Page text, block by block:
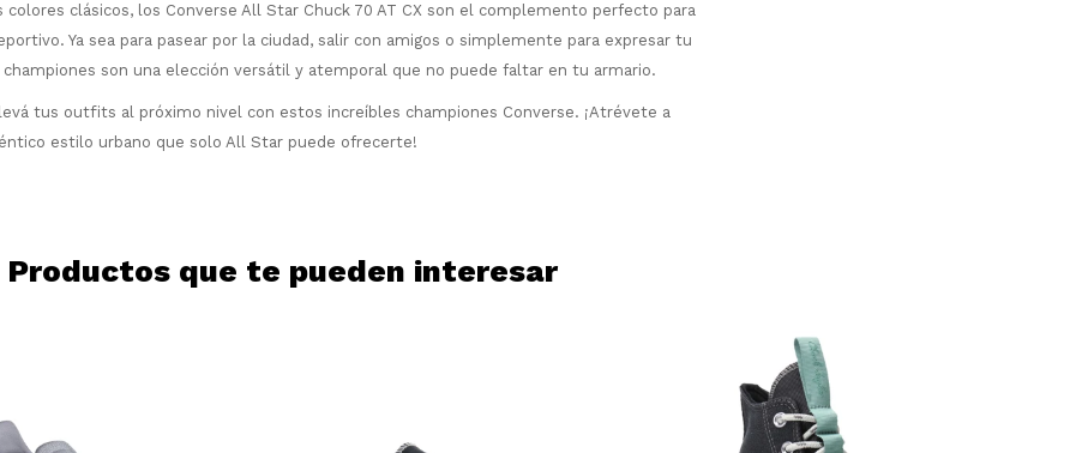
colores clásicos, los Converse All Star Chuck 70 AT CX son el complemento perfecto para
Ya sea para pasear por la ciudad, salir con amigos o simplemente para expresar tu
son una elección versátil y atemporal que no puede faltar en tu armario.
tus outfits al próximo nivel con estos increíbles championes Converse. ¡Atrévete a
estilo urbano que solo All Star puede ofrecerte!
Productos que te pueden interesar
Comprá ahora y Pagá
Después, hasta en 12
cuotas y sin tocar tu
tarjeta de crédito
Verifica si estás calificado para comprar
con Pago Después:
Cédula de identidad
Celular
Día Mes Año
Estás calificado para comprar usando Pago
Después.
¡Tenés hasta
para comprar en las cuotas
que prefieras!
Ups!
el inconveniente, por cualquier duda
contactanos en
¡Algo salió mal!
Por favor intenta nuevamente mas tarde.